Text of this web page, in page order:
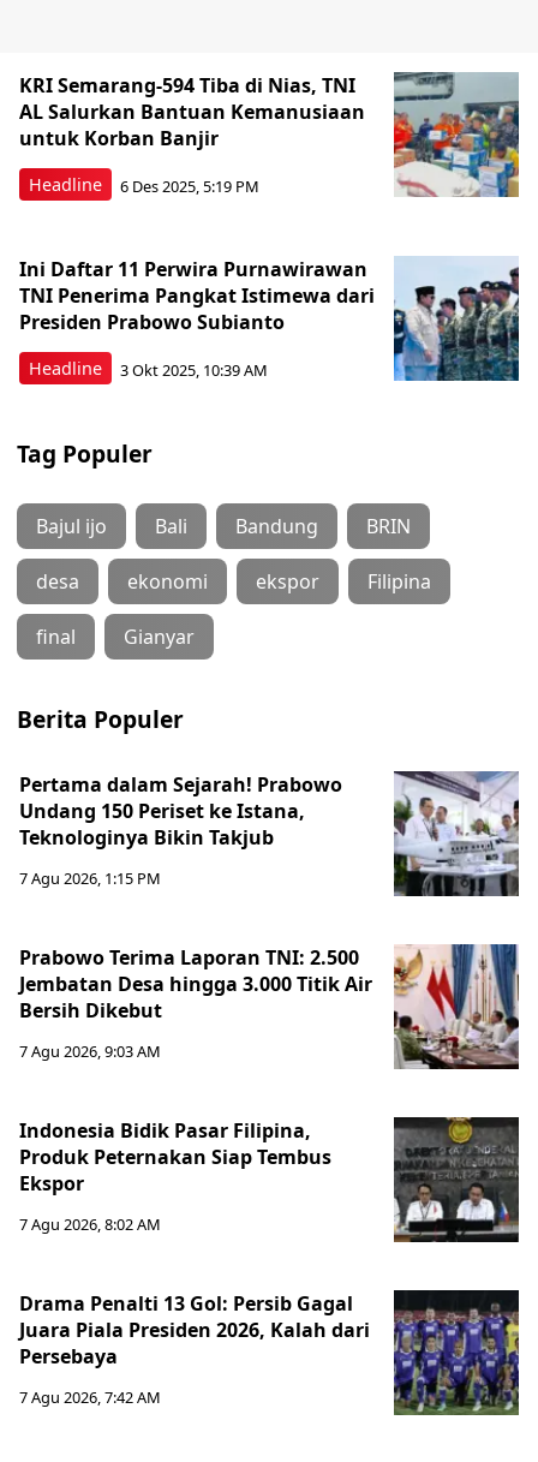
Headline
KRI Semarang-594 Tiba di Nias, TNI
AL Salurkan Bantuan Kemanusiaan
untuk Korban Banjir
6 Des 2025, 5:19 PM
Headline
Ini Daftar 11 Perwira Purnawirawan
TNI Penerima Pangkat Istimewa dari
Presiden Prabowo Subianto
3 Okt 2025, 10:39 AM
Tag Populer
Bajul ijo Bali Bandung BRIN
desa ekonomi ekspor Filipina
final Gianyar
Berita Populer
Pertama dalam Sejarah! Prabowo
Undang 150 Periset ke Istana,
Teknologinya Bikin Takjub
7 Agu 2026, 1:15 PM
Prabowo Terima Laporan TNI: 2.500
Jembatan Desa hingga 3.000 Titik Air
Bersih Dikebut
7 Agu 2026, 9:03 AM
Indonesia Bidik Pasar Filipina,
Produk Peternakan Siap Tembus
Ekspor
7 Agu 2026, 8:02 AM
Drama Penalti 13 Gol: Persib Gagal
Juara Piala Presiden 2026, Kalah dari
Persebaya
7 Agu 2026, 7:42 AM